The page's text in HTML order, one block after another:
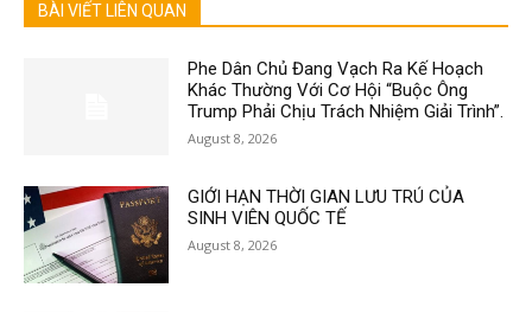
BÀI VIẾT LIÊN QUAN
Phe Dân Chủ Đang Vạch Ra Kế Hoạch
Khác Thường Với Cơ Hội “Buộc Ông
Trump Phải Chịu Trách Nhiệm Giải Trình”.
August 8, 2026
GIỚI HẠN THỜI GIAN LƯU TRÚ CỦA
SINH VIÊN QUỐC TẾ
August 8, 2026